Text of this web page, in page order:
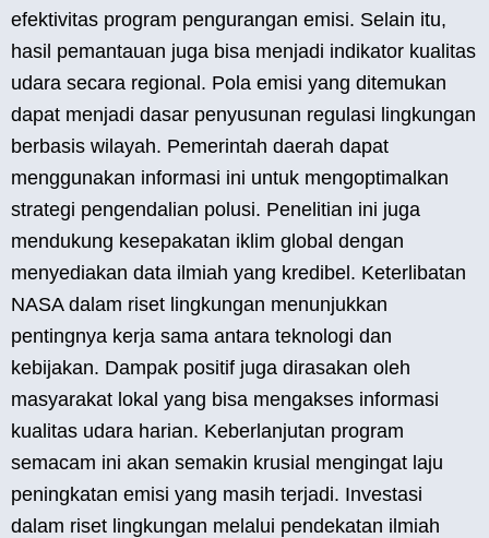
efektivitas program pengurangan emisi. Selain itu,
hasil pemantauan juga bisa menjadi indikator kualitas
udara secara regional. Pola emisi yang ditemukan
dapat menjadi dasar penyusunan regulasi lingkungan
berbasis wilayah. Pemerintah daerah dapat
menggunakan informasi ini untuk mengoptimalkan
strategi pengendalian polusi. Penelitian ini juga
mendukung kesepakatan iklim global dengan
menyediakan data ilmiah yang kredibel. Keterlibatan
NASA dalam riset lingkungan menunjukkan
pentingnya kerja sama antara teknologi dan
kebijakan. Dampak positif juga dirasakan oleh
masyarakat lokal yang bisa mengakses informasi
kualitas udara harian. Keberlanjutan program
semacam ini akan semakin krusial mengingat laju
peningkatan emisi yang masih terjadi. Investasi
dalam riset lingkungan melalui pendekatan ilmiah